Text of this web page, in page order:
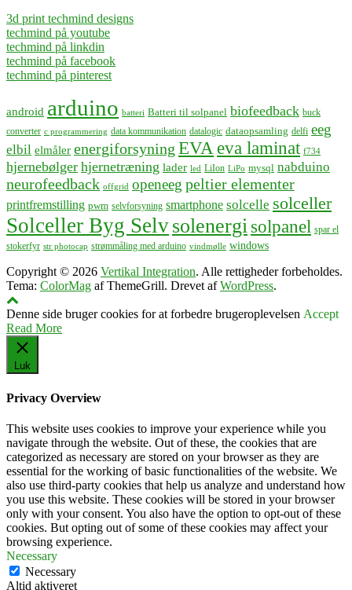
3d print techmind designs
techmind på youtube
techmind på linkdin
techmind på facebook
techmind på pinterest
android arduino batteri Batteri til solpanel biofeedback buck
converter c programmering data kommunikation datalogic dataopsamling delfi eeg
elbil elmåler energiforsyning EVA eva laminat f734
hjernebølger hjernetræning lader led LiIon LiPo mysql nabduino
neurofeedback offgrid openeeg peltier elementer
printfremstilling pwm selvforsyning smartphone solcelle solceller
Solceller Byg Selvsolenergisolpanel spar el
stokerfyr str photocap strømmåling med arduino vindmølle windows
Copyright © 2026 Vertikal Integration. Alle rettigheder forbeholdes.
Tema: ColorMag af ThemeGrill. Drevet afWordPress.
Denne side bruger cookies for at forbedre brugeroplevelsen Accept
Read More
Luk
Privacy Overview
This website uses cookies to improve your experience while you
navigate through the website. Out of these, the cookies that are
categorized as necessary are stored on your browser as they are
essential for the working of basic functionalities of the website. We
also use third-party cookies that help us analyze and understand how
you use this website. These cookies will be stored in your browser
only with your consent. You also have the option to opt-out of these
cookies. But opting out of some of these cookies may affect your
browsing experience.
Necessary
Necessary
Altid aktiveret